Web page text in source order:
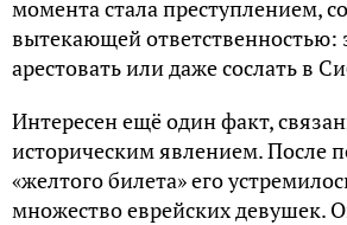
момента стала преступлением,
вытекающей ответственностью:
арестовать или даже сослать в
Интересен ещё один факт,
историческим явлением. После
«желтого билета» его
множество еврейских девушек.